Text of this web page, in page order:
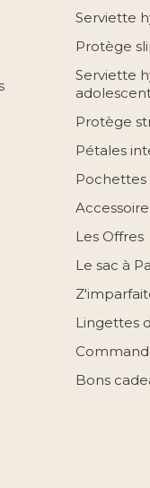
Serviette
Protège
Serviette
Protège
Pétales
Pochettes
Les Offres
Le sac à
Lingettes
Bons